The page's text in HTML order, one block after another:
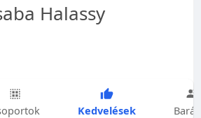
Halassy
Kedvelések